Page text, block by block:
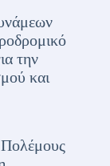
την
και
Πολέμους